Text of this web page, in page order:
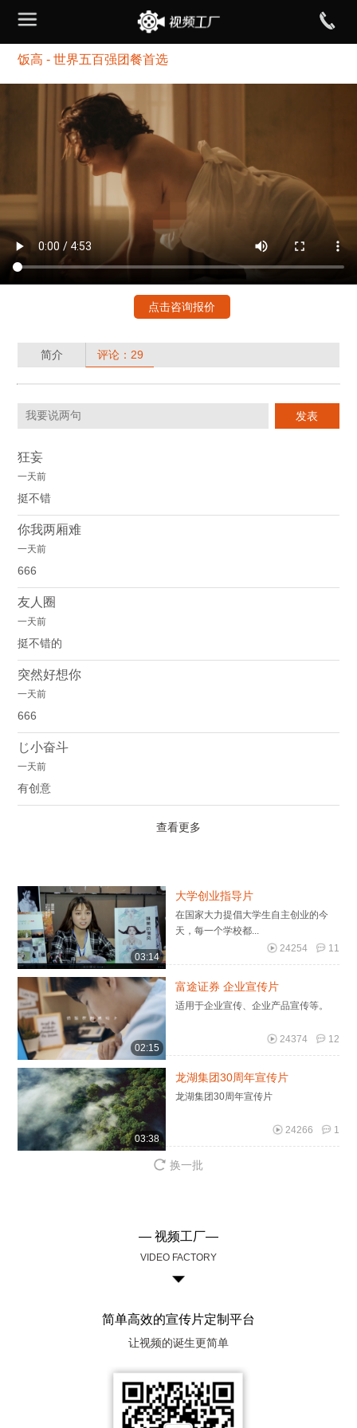
饭高 - 世界五百强团餐首选
点击咨询报价
简介 评论：29
狂妄
一天前
挺不错
你我两厢难
一天前
666
友人圈
一天前
挺不错的
突然好想你
一天前
666
じ小奋斗
一天前
有创意
查看更多
03:14
大学创业指导片
在国家大力提倡大学生自主创业的今
天，每一个学校都...
11
24254
02:15
富途证券 企业宣传片
适用于企业宣传、企业产品宣传等。
12
24374
03:38
龙湖集团30周年宣传片
龙湖集团30周年宣传片
1
24266
换一批
— 视频工厂—
VIDEO FACTORY
简单高效的宣传片定制平台
让视频的诞生更简单